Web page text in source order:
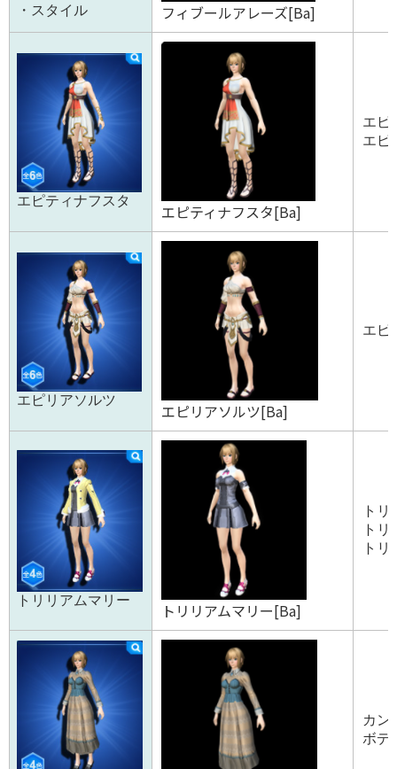
・スタイル
フィブールアレーズ[Ba]
エピティナフスタ
エピティナフスタ[Ba]
エピ
エピ
エピリアソルツ
エピリアソルツ[Ba]
エピ
トリリアムマリー トリリアムマリー[Ba]
ト
ト
ト
カン
ボデ